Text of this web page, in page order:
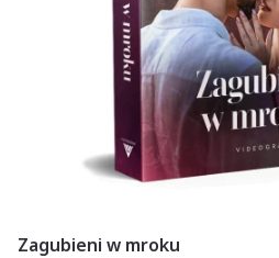
Zagubieni w mroku